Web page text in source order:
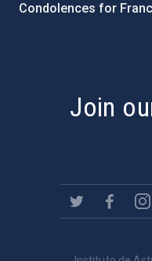
Condolences for
Join